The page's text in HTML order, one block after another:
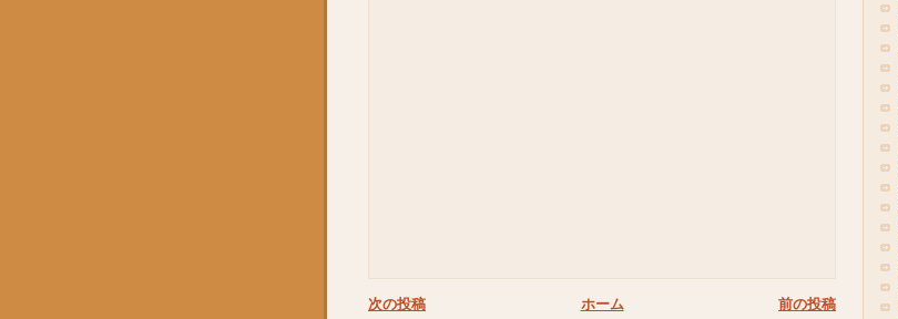
次の投稿 前の投稿
ホーム